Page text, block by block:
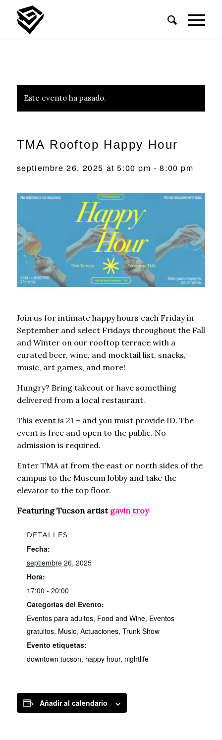
Este evento ha pasado.
TMA Rooftop Happy Hour
septiembre 26, 2025 at 5:00 pm -8:00 pm
Join us for intimate happy hours each Friday in
September and select Fridays throughout the Fall
and Winter on our rooftop terrace with a
curated beer, wine, and mocktail list, snacks,
music, art games, and more!
Hungry? Bring takeout or have something
delivered from a local restaurant.
This event is 21 + and you must provide ID. The
event is free and open to the public. No
admission is required.
Enter TMA at from the east or north sides of the
campus to the Museum lobby and take the
elevator to the top floor.
Featuring Tucson artist gavin troy
DETALLES
Fecha:
septiembre 26, 2025
Hora:
17:00 - 20:00
Categorías del Evento:
Eventos para adultos, Food and Wine, Eventos
gratuitos, Music, Actuaciones, Trunk Show
Evento etiquetas:
downtown tucson, happy hour, nightlife
Añadir al calendario